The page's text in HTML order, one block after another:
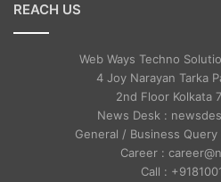
REACH US
Web Ways Techno
4 Joy Narayan Tarka
2nd Floor Kolkata
News Desk :
General / Business Query
Career :
Call :